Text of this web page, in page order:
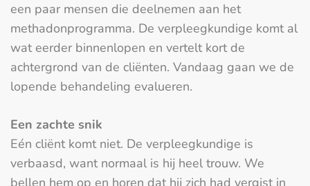
een paar mensen die deelnemen aan het
methadonprogramma. De verpleegkundige komt al
wat eerder binnenlopen en vertelt kort de
achtergrond van de cliënten. Vandaag gaan we de
lopende behandeling evalueren.
Een zachte snik
Eén cliënt komt niet. De verpleegkundige is
verbaasd, want normaal is hij heel trouw. We